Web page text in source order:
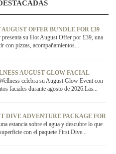
OFFER BUNDLE FOR £39
su Hot August Offer por £39, una
con pizzas, acompañamientos...
AUGUST GLOW FACIAL
celebra su August Glow Event con
faciales durante agosto de 2026.Las...
DIVE ADVENTURE PACKAGE FOR
estancia sobre el agua y descubre lo que
con el paquete First Dive...